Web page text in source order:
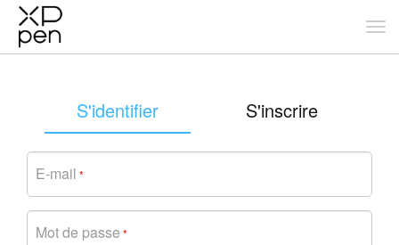
S'identifier S'inscrire
E-mail *
Mot de passe *